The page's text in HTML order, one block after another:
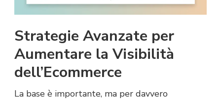
Strategie Avanzate per
Aumentare la Visibilità
dell’Ecommerce
La base è importante, ma per davvero